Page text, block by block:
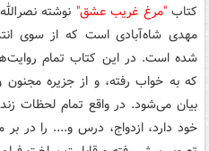
کتاب "مرغ غریب عشق" نوشته
مهدی شاه‌آبادی است که از سوی
شده است. در این کتاب تمام
که به خواب رفته، و از جزیره
بیان می‌شود. در واقع تمام لحظات
خود دارد، ازدواج، درس و.... را در